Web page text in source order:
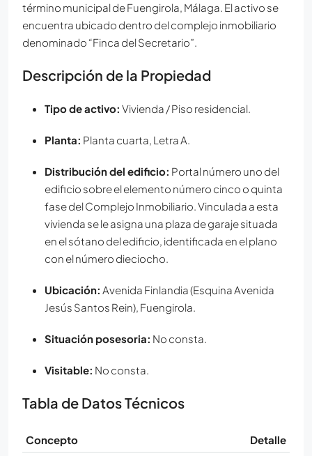
término municipal de Fuengirola, Málaga. El activo se
encuentra ubicado dentro del complejo inmobiliario
denominado “Finca del Secretario”.
Descripción de la Propiedad
Tipo de activo: Vivienda / Piso residencial.
Planta: Planta cuarta, Letra A.
Distribución del edificio: Portal número uno del
edificio sobre el elemento número cinco o quinta
fase del Complejo Inmobiliario. Vinculada a esta
vivienda se le asigna una plaza de garaje situada
en el sótano del edificio, identificada en el plano
con el número dieciocho.
Ubicación: Avenida Finlandia (Esquina Avenida
Jesús Santos Rein), Fuengirola.
Situación posesoria: No consta.
Visitable: No consta.
Tabla de Datos Técnicos
Concepto
Detalle